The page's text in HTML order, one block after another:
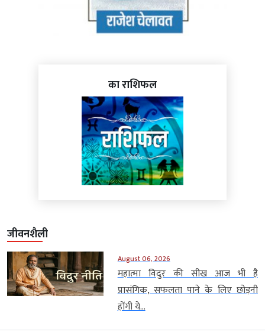
का राशिफल
जीवनशैली
August 06, 2026
महात्मा विदुर की सीख आज भी है
प्रासंगिक, सफलता पाने के लिए छोड़नी
होंगी ये...